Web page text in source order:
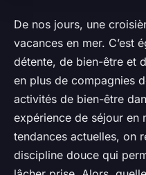
De nos jours, une
vacances en mer. C’est
détente, de bien-être et
en plus de compagnies
activités de bien-être
expérience de séjour en
tendances actuelles, on
discipline douce qui